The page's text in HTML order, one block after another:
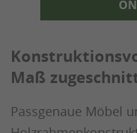
Maß
Passgenaue Möbel